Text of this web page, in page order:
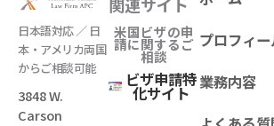
日本語対応 ／ 日
本・アメリカ両国
からご相談可能
3848 W.
Carson
米国ビザの申
請に関するご
相談
ビザ申請特
化サイト
プロフィ
業務内容